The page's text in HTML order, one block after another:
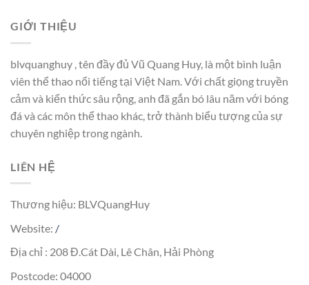
GIỚI THIỆU
blvquanghuy , tên đầy đủ Vũ Quang Huy, là một bình luận
viên thể thao nổi tiếng tại Việt Nam. Với chất giọng truyền
cảm và kiến thức sâu rộng, anh đã gắn bó lâu năm với bóng
đá và các môn thể thao khác, trở thành biểu tượng của sự
chuyên nghiệp trong ngành.
LIÊN HỆ
Thương hiệu: BLVQuangHuy
Website: /
Địa chỉ : 208 Đ.Cát Dài, Lê Chân, Hải Phòng
Postcode: 04000